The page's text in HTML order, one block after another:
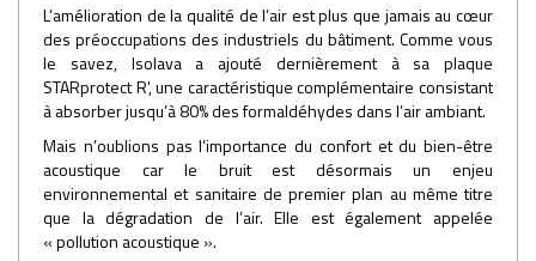
L’amélioration de la qualité de l’air est plus que jamais au cœur
des préoccupations des industriels du bâtiment. Comme vous
le savez, Isolava a ajouté dernièrement à sa plaque
STARprotect R', une caractéristique complémentaire consistant
à absorber jusqu’à 80% des formaldéhydes dans l’air ambiant.
Mais n’oublions pas l’importance du confort et du bien-être
acoustique car le bruit est désormais un enjeu
environnemental et sanitaire de premier plan au même titre
que la dégradation de l’air. Elle est également appelée
« pollution acoustique ».